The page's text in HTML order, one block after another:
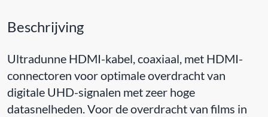
Beschrijving
Ultradunne HDMI-kabel, coaxiaal, met HDMI-
connectoren voor optimale overdracht van
digitale UHD-signalen met zeer hoge
datasnelheden. Voor de overdracht van films in